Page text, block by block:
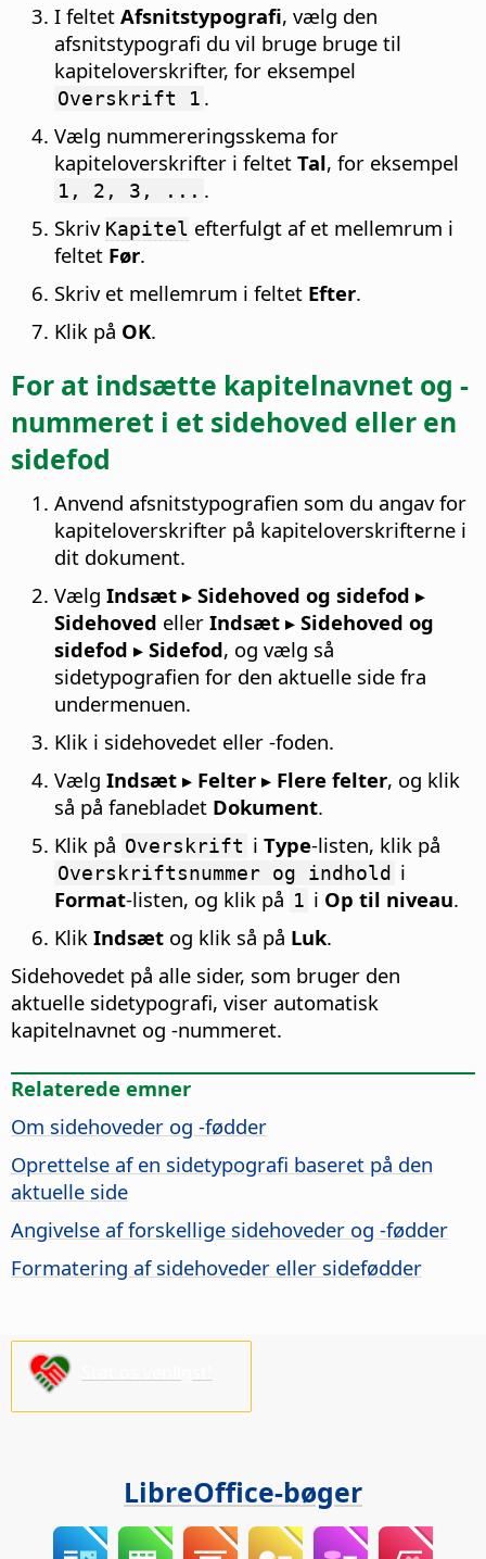
I feltet Afsnitstypografi, vælg den
afsnitstypografi du vil bruge bruge til
kapiteloverskrifter, for eksempel
Overskrift 1 .
Vælg nummereringsskema for
kapiteloverskrifter i feltet Tal, for eksempel
1, 2, 3, ... .
Skriv Kapitel efterfulgt af et mellemrum i
feltet Før.
Skriv et mellemrum i feltet Efter.
Klik på OK.
For at indsætte kapitelnavnet og -
nummeret i et sidehoved eller en
sidefod
Anvend afsnitstypografien som du angav for
kapiteloverskrifter på kapiteloverskrifterne i
dit dokument.
Vælg Indsæt ▸ Sidehoved og sidefod ▸
Sidehoved eller Indsæt ▸ Sidehoved og
sidefod ▸ Sidefod, og vælg så
sidetypografien for den aktuelle side fra
undermenuen.
Klik i sidehovedet eller -foden.
Vælg Indsæt ▸ Felter ▸ Flere felter, og klik
så på fanebladet Dokument.
Klik på Overskrift i Type-listen, klik på
Overskriftsnummer og indhold i
Format-listen, og klik på 1 i Op til niveau.
Klik Indsæt og klik så på Luk.
Sidehovedet på alle sider, som bruger den
aktuelle sidetypografi, viser automatisk
kapitelnavnet og -nummeret.
Relaterede emner
Om sidehoveder og -fødder
Oprettelse af en sidetypografi baseret på den
aktuelle side
Angivelse af forskellige sidehoveder og -fødder
Formatering af sidehoveder eller sidefødder
LibreOffice-bøger